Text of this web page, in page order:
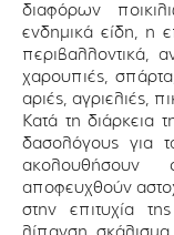
διαφόρων
ενδημικά είδη, η
περιβαλλοντικά,
χαρουπιές,
αριές, αγριελιές,
Κατά τη διάρκεια
δασολόγους για
ακολουθήσουν
αποφευχθούν
στην επιτυχία